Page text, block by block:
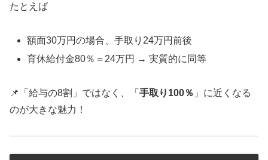
たとえば
額面30万円の場合、手取り24万円前後
育休給付金80％＝24万円 → 実質的に同等
📌「給与の8割」ではなく、「 手取り100％ 」に近くなる
のが大きな魅力！